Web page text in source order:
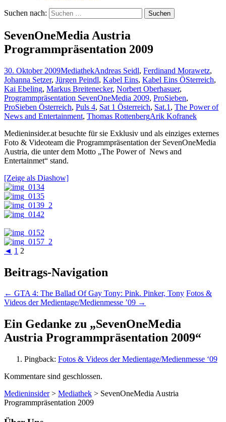
Suchen nach:
SevenOneMedia Austria
Programmpräsentation 2009
30. Oktober 2009MediathekAndreas Seidl, Ferdinand Morawetz,
Johanna Setzer, Jürgen Peindl, Kabel Eins, Kabel Eins ÖSterreich,
Kai Ebeling, Markus Breitenecker, Norbert Oberhasuer,
Programmpräsentation SevenOneMedia 2009, ProSieben,
ProSieben Österreich, Puls 4, Sat 1 Österreich, Sat.1 , The Power of
News and Entertainment, Thomas RottenbergArik Kofranek
Medieninsider.at besuchte für sie Exklusiv und als einziges externes
Foto & Videoteam die Programmpräsentation der SevenOneMedia
Austria, die unter dem Motto „The Power of News and
Entertainmet“ stand.
[Zeige als Diashow]
◄ 1 2
Beitrags-Navigation
← GTA 4: The Ballad Of Gay Tony: Pink. Pinker, Tony Fotos &
Videos der Medientage/Medienmesse ’09 →
Ein Gedanke zu „SevenOneMedia
Austria Programmpräsentation 2009“
Pingback: Fotos & Videos der Medientage/Medienmesse ‘09
Kommentare sind geschlossen.
Medieninsider> Mediathek > SevenOneMedia Austria
Programmpräsentation 2009